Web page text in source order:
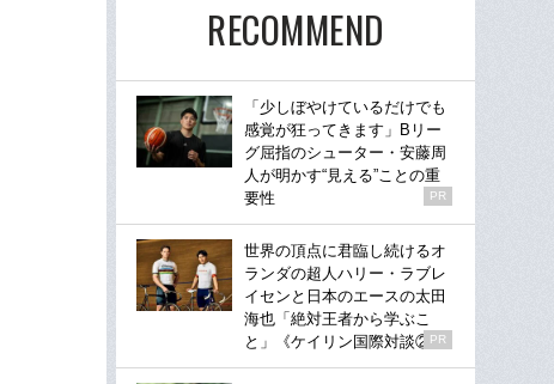
RECOMMEND
「少しぼやけているだけでも
感覚が狂ってきます」Bリー
グ屈指のシューター・安藤周
人が明かす“見える”ことの重
要性
PR
世界の頂点に君臨し続けるオ
ランダの超人ハリー・ラブレ
イセンと日本のエースの太田
海也「絶対王者から学ぶこ
と」《ケイリン国際対談②》
PR